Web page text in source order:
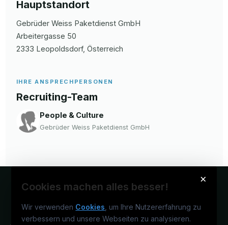
Hauptstandort
Gebrüder Weiss Paketdienst GmbH
Arbeitergasse 50
2333 Leopoldsdorf, Österreich
IHRE ANSPRECHPERSONEN
Recruiting-Team
People & Culture
Gebrüder Weiss Paketdienst GmbH
×
Cookies machen alles besser!
Wir verwenden Cookies , um Ihre Nutzererfahrung zu
verbessern und unsere Webseiten zu analysieren.